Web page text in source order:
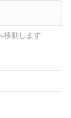
移動します